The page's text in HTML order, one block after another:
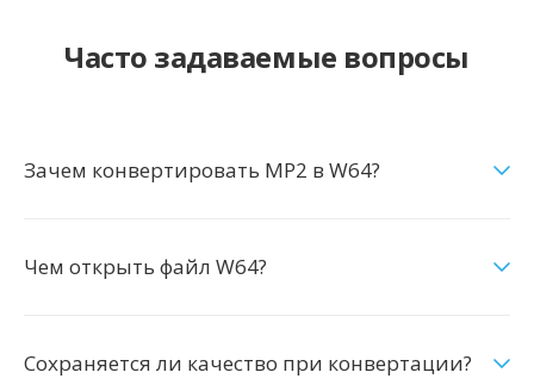
Часто задаваемые вопросы
Зачем конвертировать MP2 в W64?
Чем открыть файл W64?
Сохраняется ли качество при конвертации?